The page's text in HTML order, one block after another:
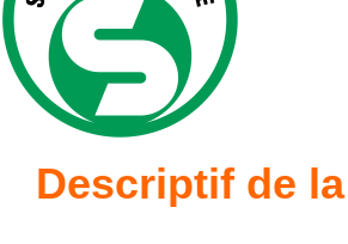
Descriptif de